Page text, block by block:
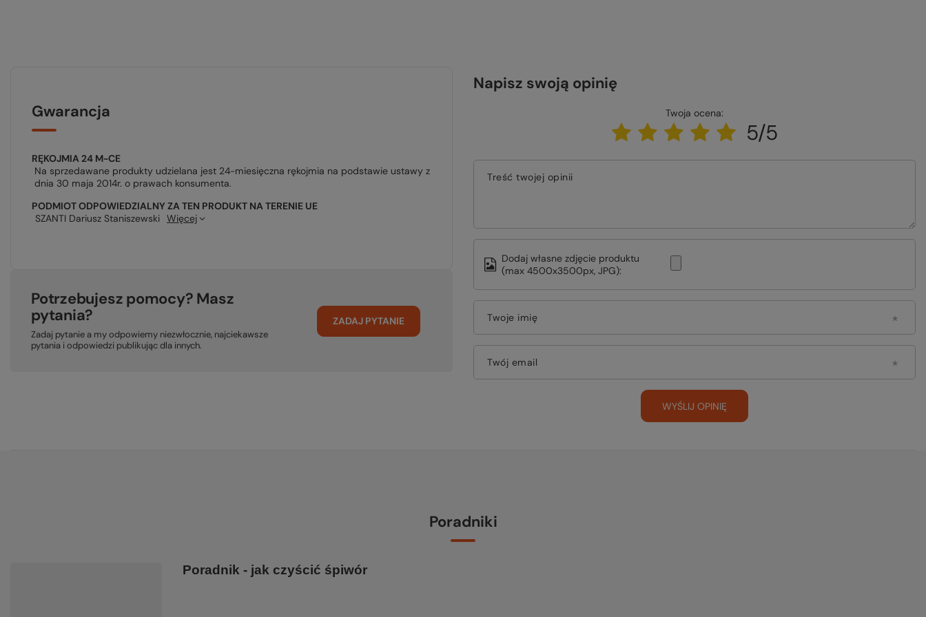
Gwarancja
RĘKOJMIA 24 M-CE
Na sprzedawane produkty udzielana jest 24-miesięczna rękojmia na podstawie ustawy z
dnia 30 maja 2014r. o prawach konsumenta.
PODMIOT ODPOWIEDZIALNY ZA TEN PRODUKT NA TERENIE UE
SZANTI Dariusz Staniszewski Więcej
Potrzebujesz pomocy? Masz
pytania?
Zadaj pytanie a my odpowiemy niezwłocznie, najciekawsze
pytania i odpowiedzi publikując dla innych.
ZADAJ PYTANIE
Napisz swoją opinię
Twoja ocena:
5/5
Treść twojej opinii
Dodaj własne zdjęcie produktu
(max 4500x3500px, JPG):
Twoje imię
Twój email
WYŚLIJ OPINIĘ
Poradniki
Poradnik - jak czyścić śpiwór